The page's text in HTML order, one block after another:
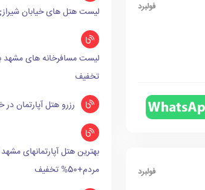
فولبرد
فولبرد
لیست هتل های خیابان شیرازی
تخفیف
رزرو هتل آپارتمان در
بهترین هتل آپارتمانهای
مردم+50% تخفیف